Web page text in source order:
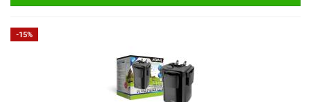
-15%